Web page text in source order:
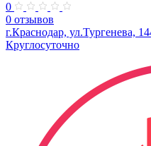
0
0 отзывов
г.Краснодар, ул.Тургенева,
Круглосуточно